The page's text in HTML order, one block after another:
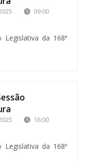
09:00
Legislativa da 168ª
16:00
Legislativa da 168ª